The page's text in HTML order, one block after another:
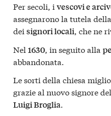
Per secoli, i vescovi e
assegnarono la tutela
dei signori locali, che ne
Nel 1630, in seguito alla
abbandonata.
Le sorti della chiesa
grazie al nuovo signore
Luigi Broglia.